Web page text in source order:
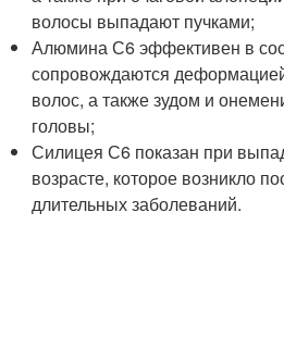
волосы выпадают пучками;
Алюмина С6 эффективен в
сопровождаются
волос, а также зудом и
головы;
Силицея С6 показан при
возрасте, которое возникло
длительных заболеваний.